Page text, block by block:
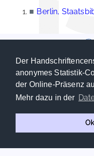
Der
anonymes Statistik-
der Online-Präsenz
Mehr dazu in der
■ Berlin,